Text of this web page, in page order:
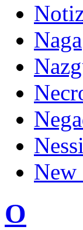
Naga
New
O